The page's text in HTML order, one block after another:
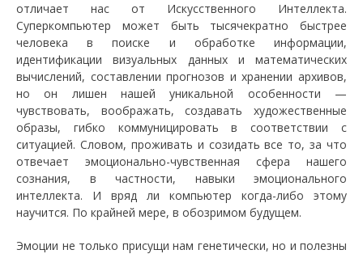
отличает нас от Искусственного Интеллекта.
Суперкомпьютер может быть тысячекратно быстрее
человека в поиске и обработке информации,
идентификации визуальных данных и математических
вычислений, составлении прогнозов и хранении архивов,
но он лишен нашей уникальной особенности —
чувствовать, воображать, создавать художественные
образы, гибко коммуницировать в соответствии с
ситуацией. Словом, проживать и созидать все то, за что
отвечает эмоционально-чувственная сфера нашего
сознания, в частности, навыки эмоционального
интеллекта. И вряд ли компьютер когда-либо этому
научится. По крайней мере, в обозримом будущем.
Эмоции не только присущи нам генетически, но и полезны